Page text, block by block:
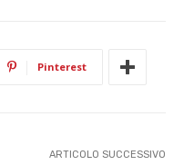
Pinterest
ARTICOLO SUCCESSIVO